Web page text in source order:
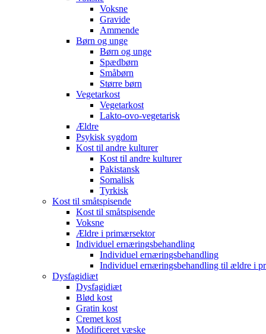
Voksne
Gravide
Ammende
Børn og unge
Børn og unge
Spædbørn
Småbørn
Større børn
Vegetarkost
Vegetarkost
Lakto-ovo-vegetarisk
Ældre
Psykisk sygdom
Kost til andre kulturer
Kost til andre kulturer
Pakistansk
Somalisk
Tyrkisk
Kost til småtspisende
Kost til småtspisende
Voksne
Ældre i primærsektor
Individuel ernæringsbehandling
Individuel ernæringsbehandling
Individuel ernæringsbehandling til ældre i
Dysfagidiæt
Dysfagidiæt
Blød kost
Gratin kost
Cremet kost
Modificeret væske